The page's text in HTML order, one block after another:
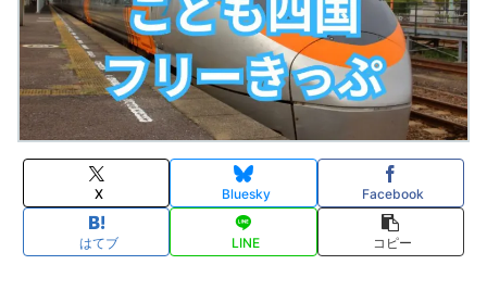
X Bluesky Facebook
はてブ LINE コピー